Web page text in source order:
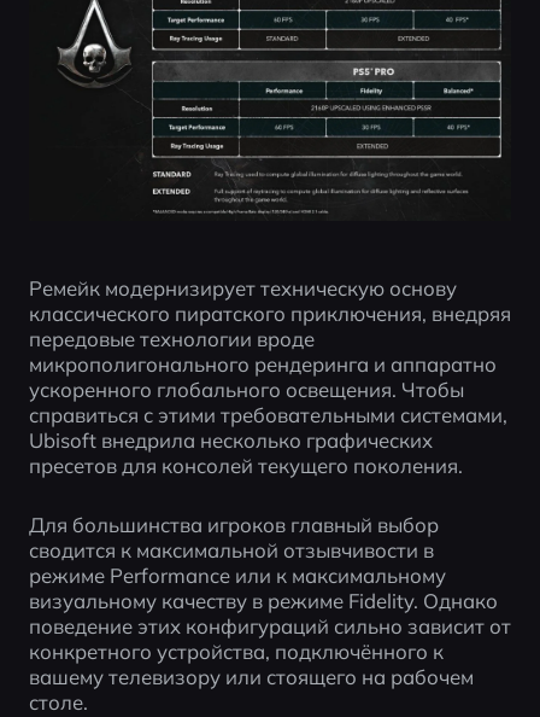
Ремейк модернизирует техническую основу
классического пиратского приключения, внедряя
передовые технологии вроде
микрополигонального рендеринга и аппаратно
ускоренного глобального освещения. Чтобы
справиться с этими требовательными системами,
Ubisoft внедрила несколько графических
пресетов для консолей текущего поколения.
Для большинства игроков главный выбор
сводится к максимальной отзывчивости в
режиме Performance или к максимальному
визуальному качеству в режиме Fidelity. Однако
поведение этих конфигураций сильно зависит от
конкретного устройства, подключённого к
вашему телевизору или стоящего на рабочем
столе.